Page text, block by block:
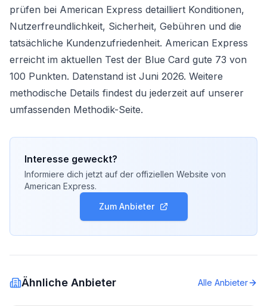
prüfen bei American Express detailliert Konditionen,
Nutzerfreundlichkeit, Sicherheit, Gebühren und die
tatsächliche Kundenzufriedenheit. American Express
erreicht im aktuellen Test der Blue Card gute 73 von
100 Punkten. Datenstand ist Juni 2026. Weitere
methodische Details findest du jederzeit auf unserer
umfassenden Methodik-Seite.
Interesse geweckt?
Informiere dich jetzt auf der offiziellen Website von
American Express.
Zum Anbieter
Ähnliche Anbieter Alle Anbieter